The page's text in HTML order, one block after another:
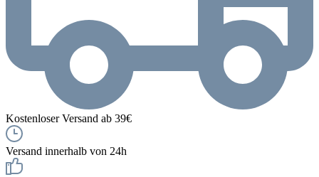
Kostenloser Versand ab 39€
Versand innerhalb von 24h